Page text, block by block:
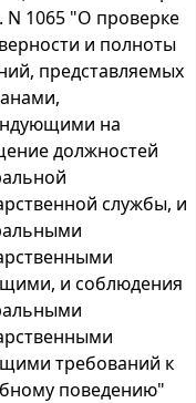
N 1065 "О проверке
и полноты
представляемых
на
должностей
службы, и
и соблюдения
требований к
поведению"